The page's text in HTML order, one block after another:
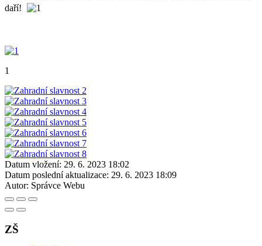
daří!
1
Datum vložení: 29. 6. 2023 18:02
Datum poslední aktualizace: 29. 6. 2023 18:09
Autor: Správce Webu
ZŠ